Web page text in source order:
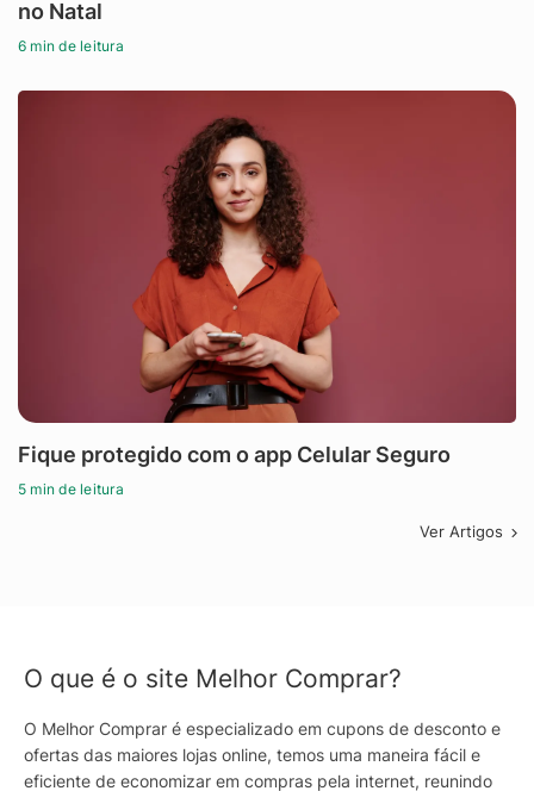
no Natal
6 min de leitura
Fique protegido com o app Celular Seguro
5 min de leitura
Ver Artigos
O que é o site Melhor Comprar?
O Melhor Comprar é especializado em cupons de desconto e
ofertas das maiores lojas online, temos uma maneira fácil e
eficiente de economizar em compras pela internet, reunindo